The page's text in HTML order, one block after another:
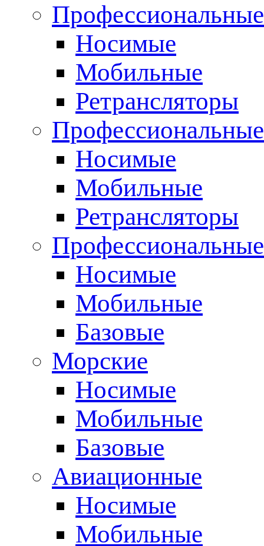
Носимые
Мобильные
Ретрансляторы
Носимые
Мобильные
Ретрансляторы
Носимые
Мобильные
Базовые
Морские
Носимые
Мобильные
Базовые
Авиационные
Носимые
Мобильные